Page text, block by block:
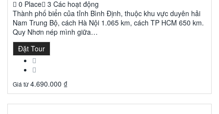
0 Place 3 Các hoạt động
Thành phố biển của tỉnh Bình Định, thuộc khu vực duyên hải
Nam Trung Bộ, cách Hà Nội 1.065 km, cách TP HCM 650 km.
Quy Nhơn nép mình giữa…
Đặt Tour
Giá từ 4.690.000 ₫